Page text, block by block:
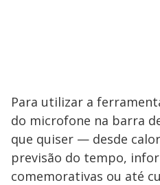
Para utilizar a
do microfone na barra
que quiser — desde
previsão do tempo,
comemorativas ou até